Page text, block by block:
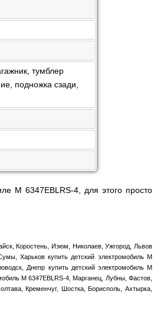
тумблер
подножка сзади,
M 6347EBLRS-4, для этого просто
Коростень, Изюм, Николаев, Ужгород, Львов
Харьков купить детский электромобиль M
Днепр купить детский электромобиль M
M 6347EBLRS-4, Марганец, Лубны, Фастов,
Кременчуг, Шостка, Борисполь, Ахтырка,